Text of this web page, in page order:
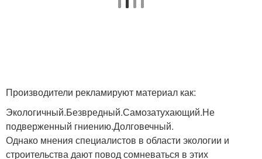
Производители рекламируют материал как:
Экологичный.Безвредный.Самозатухающий.Не
подверженный гниению.Долговечный.
Однако мнения специалистов в области экологии и
строительства дают повод сомневаться в этих